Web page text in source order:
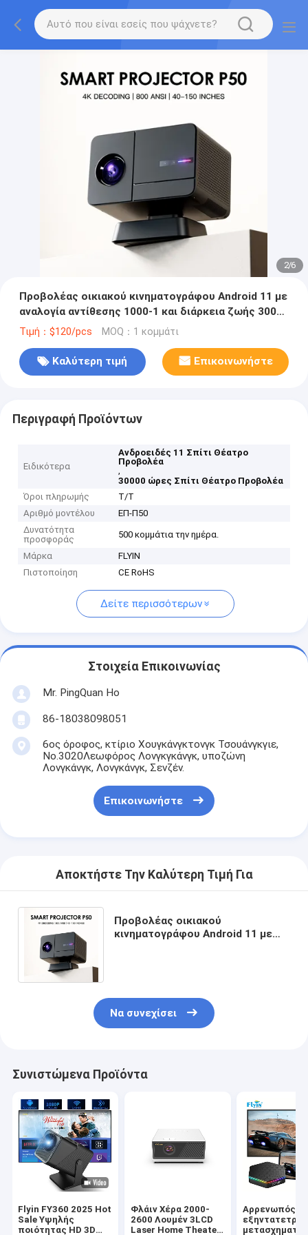
2/6
Προβολέας οικιακού κινηματογράφου Android 11 με
αναλογία αντίθεσης 1000-1 και διάρκεια ζωής 30000
ωρών
Τιμή：$120/pcs MOQ：1 κομμάτι
Καλύτερη τιμή Επικοινωνήστε
Περιγραφή Προϊόντων
Ειδικότερα
Ανδροειδές 11 Σπίτι Θέατρο
Προβολέα
,
30000 ώρες Σπίτι Θέατρο Προβολέα
Όροι πληρωμής
Τ/Τ
Αριθμό μοντέλου
ΕΠ-Π50
Δυνατότητα
προσφοράς
500 κομμάτια την ημέρα.
Μάρκα
FLYIN
Πιστοποίηση
CE RoHS
Δείτε περισσότερων
Στοιχεία Επικοινωνίας
Mr. PingQuan Ho
86-18038098051
6ος όροφος, κτίριο Χουγκάνγκτονγκ Τσουάνγκγιε,
Νο.3020Λεωφόρος Λονγκγκάνγκ, υποζώνη
Λονγκάνγκ, Λονγκάνγκ, Σενζέν.
Επικοινωνήστε
Αποκτήστε Την Καλύτερη Τιμή Για
Προβολέας οικιακού
κινηματογράφου Android 11 με
Να συνεχίσει
Συνιστώμενα Προϊόντα
Flyin FY360 2025 Hot
Sale Υψηλής
ποιότητας HD 3D
Φλάιν Χέρα 2000-
2600 Λουμέν 3LCD
Laser Home Theater
Αρρενωπός